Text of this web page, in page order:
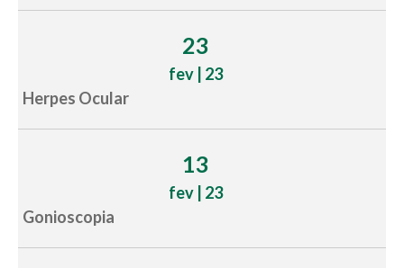
23
fev | 23
Herpes Ocular
13
fev | 23
Gonioscopia